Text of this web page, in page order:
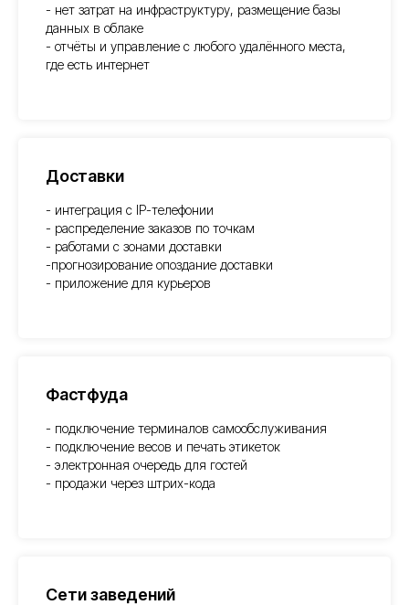
- нет затрат на инфраструктуру, размещение базы
данных в облаке
- отчёты и управление с любого удалённого места,
где есть интернет
Доставки
- интеграция с IP-телефонии
- распределение заказов по точкам
- работами с зонами доставки
-прогнозирование опоздание доставки
- приложение для курьеров
Фастфуда
- подключение терминалов самообслуживания
- подключение весов и печать этикеток
- электронная очередь для гостей
- продажи через штрих-кода
Сети заведений